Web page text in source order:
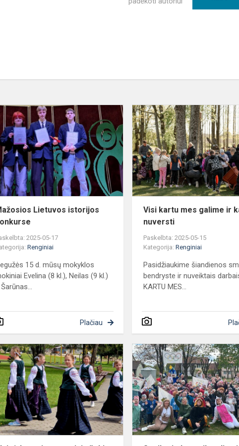
Mažosios
Lietuvos
istorijos
konkurse
Lietuvos istorijos
2025-05-17
Renginiai
15 d. mūsų mokyklos
Evelina (8 kl.), Neilas (9 kl.)
Plačiau
Visi kartu mes galime ir
nuversti
Paskelbta: 2025-05-15
Kategorija:Renginiai
Pasidžiaukime šiandienos
bendryste ir nuveiktais
KARTU MES...
Klaipėdos
rajono
tautinių
šokių
festivalis
„Draugystė“